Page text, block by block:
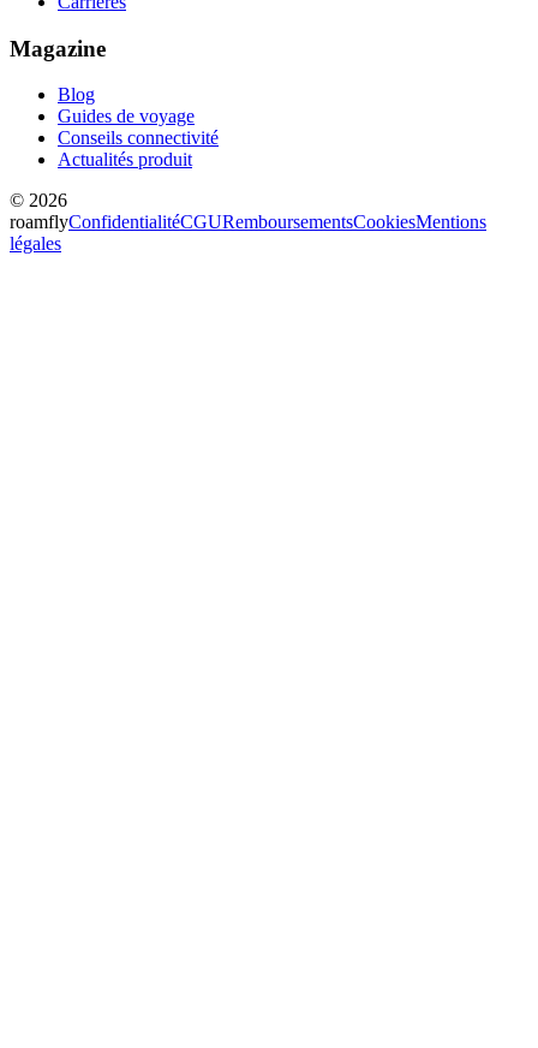
Magazine
Blog
Guides de voyage
Conseils connectivité
Actualités produit
© 2026
roamflyConfidentialitéCGURemboursementsCookiesMentions
légales